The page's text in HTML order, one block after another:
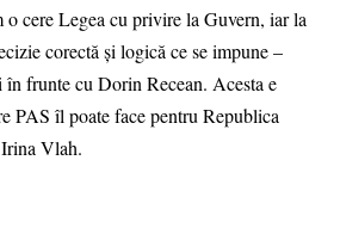
o cere Legea cu privire la Guvern, iar la
corectă şi logică ce se impune –
frunte cu Dorin Recean. Acesta e
PAS îl poate face pentru Republica
Vlah.